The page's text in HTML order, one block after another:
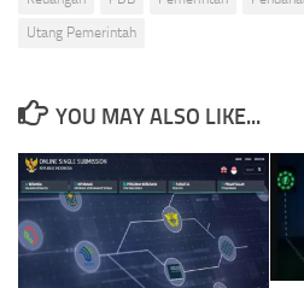
Utang Pemerintah
YOU MAY ALSO LIKE...